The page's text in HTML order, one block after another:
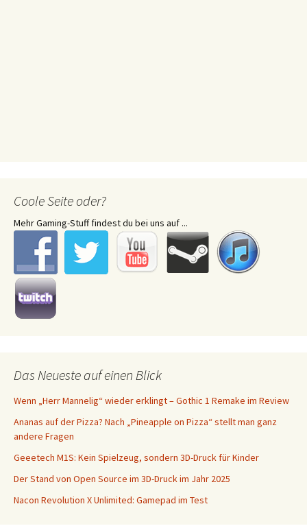
Coole Seite oder?
Mehr Gaming-Stuff findest du bei uns auf ...
Das Neueste auf einen Blick
Wenn „Herr Mannelig“ wieder erklingt – Gothic 1 Remake im Review
Ananas auf der Pizza? Nach „Pineapple on Pizza“ stellt man ganz
andere Fragen
Geeetech M1S: Kein Spielzeug, sondern 3D-Druck für Kinder
Der Stand von Open Source im 3D-Druck im Jahr 2025
Nacon Revolution X Unlimited: Gamepad im Test